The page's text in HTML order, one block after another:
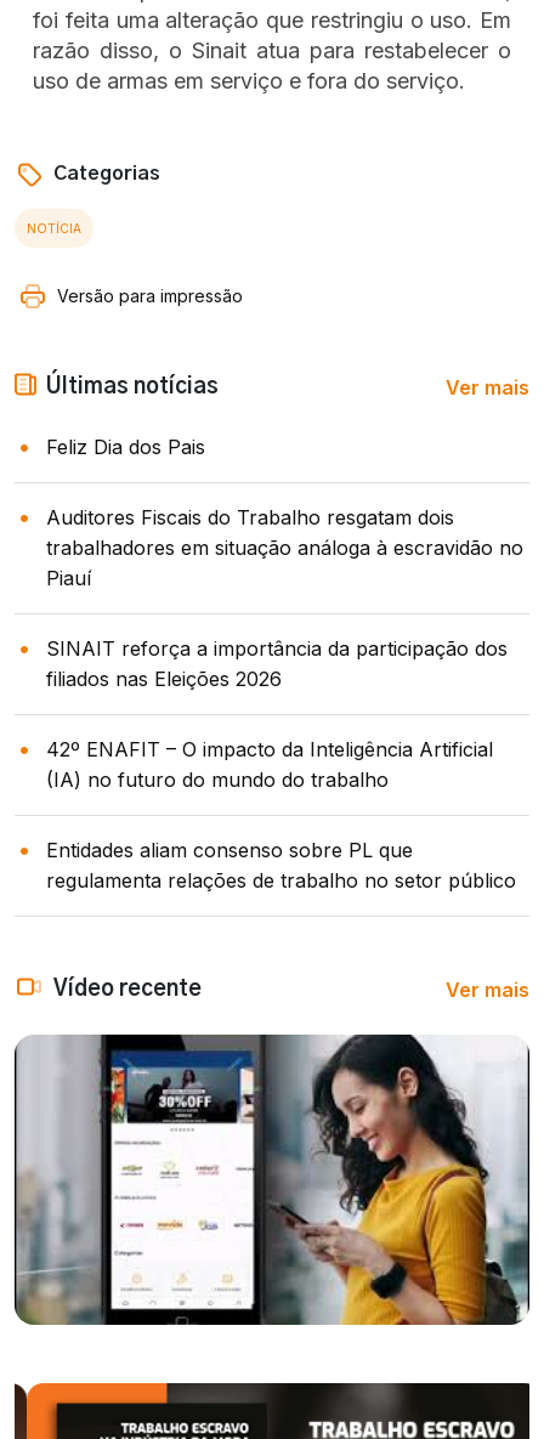
foi feita uma alteração que restringiu o uso. Em
razão disso, o Sinait atua para restabelecer o
uso de armas em serviço e fora do serviço.
Categorias
NOTÍCIA
Versão para impressão
Últimas notícias Ver mais
Feliz Dia dos Pais
Auditores Fiscais do Trabalho resgatam dois
trabalhadores em situação análoga à escravidão no
Piauí
SINAIT reforça a importância da participação dos
filiados nas Eleições 2026
42º ENAFIT – O impacto da Inteligência Artificial
(IA) no futuro do mundo do trabalho
Entidades aliam consenso sobre PL que
regulamenta relações de trabalho no setor público
Vídeo recente Ver mais